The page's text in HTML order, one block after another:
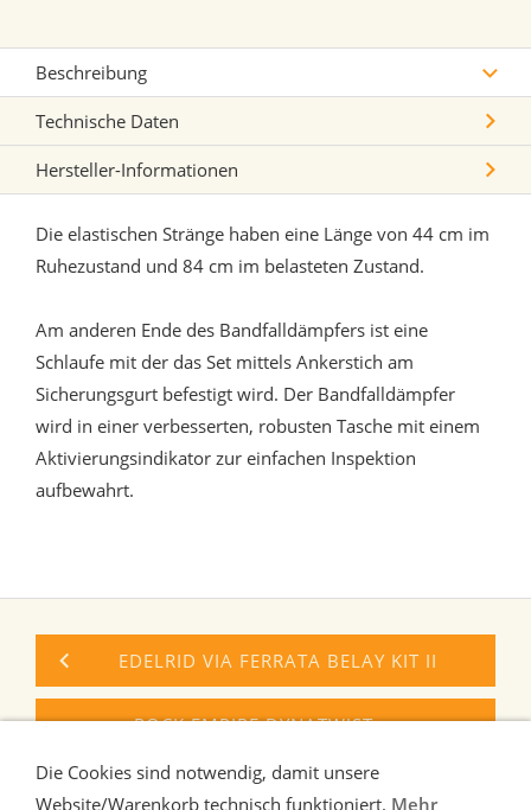
Beschreibung
Technische Daten
Hersteller-Informationen
Die elastischen Stränge haben eine Länge von 44 cm im
Ruhezustand und 84 cm im belasteten Zustand.
Am anderen Ende des Bandfalldämpfers ist eine
Schlaufe mit der das Set mittels Ankerstich am
Sicherungsgurt befestigt wird. Der Bandfalldämpfer
wird in einer verbesserten, robusten Tasche mit einem
Aktivierungsindikator zur einfachen Inspektion
aufbewahrt.
EDELRID VIA FERRATA BELAY KIT II
ROCK EMPIRE DYNATWIST
Die Cookies sind notwendig, damit unsere
Website/Warenkorb technisch funktioniert. Mehr